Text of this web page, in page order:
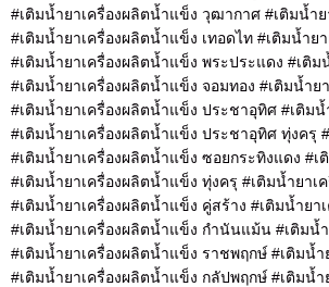
#เติมน้ำยาเครื่องผลิตน้ำแข็ง วุฒากาศ #เติมน้ำ
#เติมน้ำยาเครื่องผลิตน้ำแข็ง เทอดไท #เติมน้ำย
#เติมน้ำยาเครื่องผลิตน้ำแข็ง พระประแดง #เติ
#เติมน้ำยาเครื่องผลิตน้ำแข็ง จอมทอง #เติมน้ำย
#เติมน้ำยาเครื่องผลิตน้ำแข็ง ประชาอุทิศ #เติม
#เติมน้ำยาเครื่องผลิตน้ำแข็ง ประชาอุทิศ ทุ่งครุ
#เติมน้ำยาเครื่องผลิตน้ำแข็ง ซอยกระทิงแดง #
#เติมน้ำยาเครื่องผลิตน้ำแข็ง ทุ่งครุ #เติมน้ำยาเ
#เติมน้ำยาเครื่องผลิตน้ำแข็ง คู่สร้าง #เติมน้ำยา
#เติมน้ำยาเครื่องผลิตน้ำแข็ง กำนันแม้น #เติมน้
#เติมน้ำยาเครื่องผลิตน้ำแข็ง ราชพฤกษ์ #เติมน้
#เติมน้ำยาเครื่องผลิตน้ำแข็ง กลัปพฤกษ์ #เติมน้